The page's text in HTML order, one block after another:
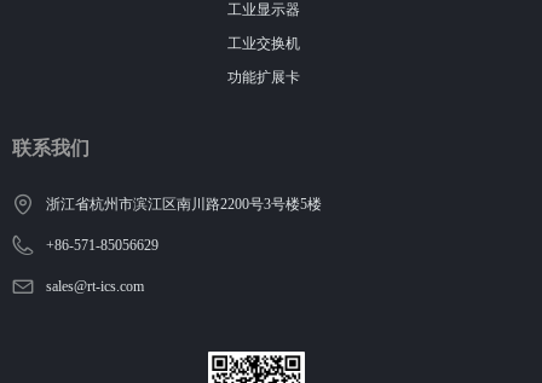
工业显示器
工业交换机
功能扩展卡
联系我们
浙江省杭州市滨江区南川路2200号3号楼5楼
+86-571-85056629
sales@rt-ics.com